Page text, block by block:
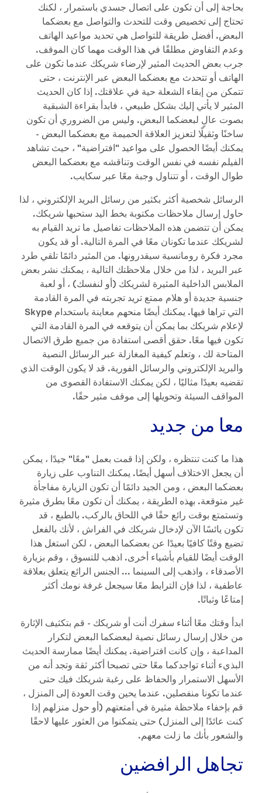
بحاجة إلى أن تكون على اتصال جسدي باستمرار ، لكنك
تحتاج إلى تخصيص وقت للتحدث والتواصل مع بعضكما
البعض. أفضل طريقة للتواصل هي تحديد مواعيد الهاتف
وعدم التفاوض مطلقًا في هذا الوقت مهما كان الموقف.
جرب بعض الحديث المثير لإرضاء شريكك عندما تكون على
الهاتف أو تتحدث مع بعضكما البعض عبر الإنترنت ، حتى
تتمكن من إبقاء الشعلة حية في علاقتك. إذا كان الحديث
المثير لا يأتي إليك بشكل طبيعي ، فابدأ بقراءة الشبقية
بصوت عالٍ لبعضكما البعض. وليس من الضروري أن تكون
ساخنًا وثقيلًا لتعزيز العلاقة الحميمة مع بعضكما البعض -
يمكنك أيضًا الحصول على مواعيد "افتراضية" ، حيث تشاهد
الفيلم نفسه في نفس الوقت وتناقشه مع بعضكما البعض
طوال الوقت ، أو تتناول وجبة معًا عبر سكايب.
الرسائل شخصية أكثر بكثير من رسائل البريد الإلكتروني ، لذا
حاول إرسال ملاحظات مكتوبة بخط اليد ستحبها شريكك.
يمكن أن تتضمن هذه الملاحظات تفاصيل ما تريد القيام به
لشريكك عندما تكونان معًا في المرة التالية. أو قد يكون
مجرد فكرة رومانسية سيقدرونها. من المثير دائمًا تلقي طرد
عبر البريد ، لذا من خلال ملاحظتك التالية ، يمكنك نشر بعض
الملابس الداخلية المثيرة لشريكك (أو لنفسك) ، أو لعبة
جنسية جديدة أو هلام ممتع تريد تجربته في المرة القادمة
التي تراها فيها. يمكنك أيضًا منحهم معاينة باستخدام Skype
لإعلام شريكك بما يمكن أن يتوقعه في المرة القادمة التي
تكون فيها معًا. حقق أقصى استفادة من جميع طرق الاتصال
المتاحة لك ، وتعلم كيفية المغازلة عبر الرسائل النصية
والبريد الإلكتروني والرسائل الفورية. قد لا يكون الوقت الذي
تقضيه بعيدًا مثاليًا ، لكن يمكنك الاستفادة القصوى من
المواقف السيئة وتحويلها إلى موقف مثير حقًا.
معا من جديد
هذا ما كنت تنتظره ، ولكن إذا قمت بعمل "معًا" جيدًا ، يمكن
أن يجعل الاختلاف أسهل أيضًا. يمكنك التناوب على زيارة
بعضكما البعض ، ومن الجيد دائمًا أن تكون الزيارة مفاجأة
غير متوقعة. بهذه الطريقة ، يمكنك أن تكون معًا بطرق مثيرة
وتستمتع بوقت رائع حقًا في اللحاق بالركب. بالطبع ، قد
تكون يائسًا الآن لإدخال شريكك في الفراش ، لأنك بالفعل
تضيع وقتًا كافيًا بعيدًا عن بعضكما البعض ، لكن استغل هذا
الوقت أيضًا للقيام بأشياء أخرى. اذهب للتسوق ، وقم بزيارة
الأصدقاء ، واذهب إلى السينما ... الجنس الرائع يتعلق بعلاقة
عاطفية ، لذا فإن الترابط معًا سيجعل غرفة نومك أكثر
إمتاعًا وثباتًا.
ابدأ وقتك معًا أثناء سفرك أنت أو شريكك - قم بتكثيف الإثارة
من خلال إرسال رسائل نصية لبعضكما البعض لتكرار
المداعبة ، وإن كانت افتراضية. يمكنك أيضًا ممارسة الحديث
البذيء أثناء تواجدكما معًا حتى تصبحا أكثر ثقة وتجد أنه من
الأسهل الاستمرار والحفاظ على رغبة شريكك فيك حتى
عندما تكونا منفصلين. عندما يحين وقت العودة إلى المنزل ،
قم بإخفاء ملاحظة مثيرة في أمتعتهم (أو حول منزلهم إذا
كنت عائدًا إلى المنزل) حتى يتمكنوا من العثور عليها لاحقًا
والشعور بأنك ما زلت معهم.
تجاهل الرافضين